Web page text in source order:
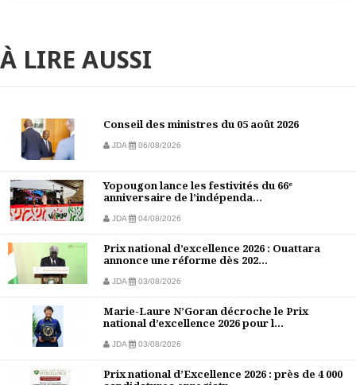
À LIRE AUSSI
Conseil des ministres du 05 août 2026
JDA 06/08/2026
Yopougon lance les festivités du 66ᵉ
anniversaire de l’indépenda...
JDA 04/08/2026
Prix national d’excellence 2026 : Ouattara
annonce une réforme dès 202...
JDA 03/08/2026
Marie-Laure N’Goran décroche le Prix
national d’excellence 2026 pour l...
JDA 03/08/2026
Prix national d’Excellence 2026 : près de 4 000